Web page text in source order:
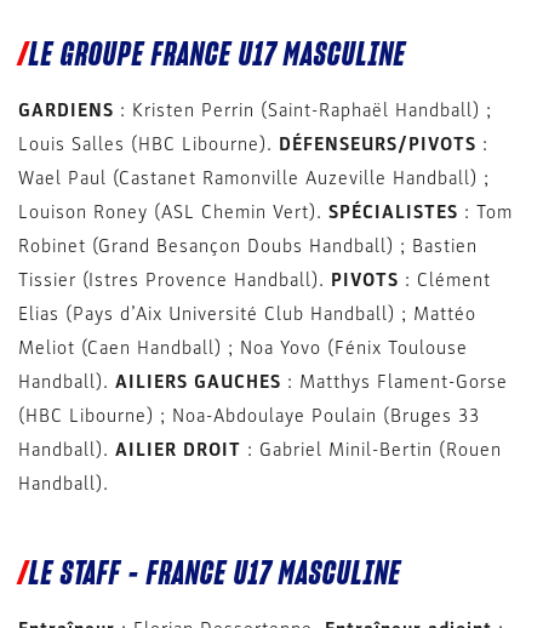
LE GROUPE FRANCE U17 MASCULINE
GARDIENS : Kristen Perrin (Saint-Raphaël Handball) ;
Louis Salles (HBC Libourne). DÉFENSEURS/PIVOTS :
Wael Paul (Castanet Ramonville Auzeville Handball) ;
Louison Roney (ASL Chemin Vert). SPÉCIALISTES : Tom
Robinet (Grand Besançon Doubs Handball) ; Bastien
Tissier (Istres Provence Handball). PIVOTS : Clément
Elias (Pays d’Aix Université Club Handball) ; Mattéo
Meliot (Caen Handball) ; Noa Yovo (Fénix Toulouse
Handball). AILIERS GAUCHES : Matthys Flament-Gorse
(HBC Libourne) ; Noa-Abdoulaye Poulain (Bruges 33
Handball). AILIER DROIT : Gabriel Minil-Bertin (Rouen
Handball).
LE STAFF – FRANCE U17 MASCULINE